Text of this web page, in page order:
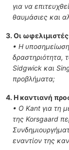
για να
θαυμάσιες και
3. Οι
• Η
δραστηριότητα,
Sidgwick και
προβλήματα;
4. Η καντιανή
• Ο Kant για τη
της Korsgaard
εναντίον της